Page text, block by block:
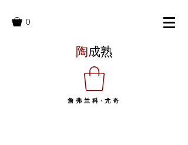
0
陶成熟
詹弗兰科·尤奇